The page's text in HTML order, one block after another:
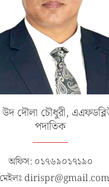
উদ দৌলা চৌধুরী,
পদাতিক
অফিস: ০১৭৬৯০১৭১৯০
dirispr@gmail.com